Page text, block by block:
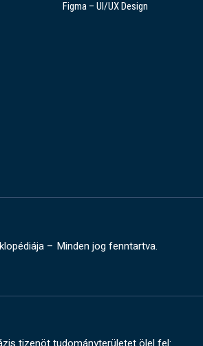
Figma – UI/UX Design
– Minden jog fenntartva.